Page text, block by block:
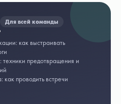
Для всей команды
как выстраивать
предотвращения и
проводить встречи